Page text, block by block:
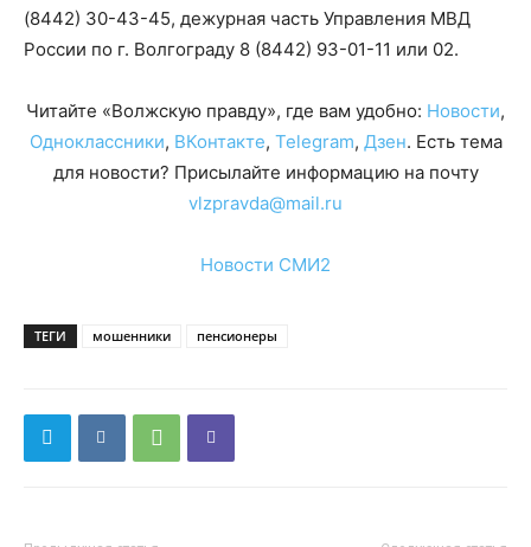
(8442) 30-43-45, дежурная часть Управления МВД
России по г. Волгограду 8 (8442) 93-01-11 или 02.
Читайте «Волжскую правду», где вам удобно: Новости,
Одноклассники, ВКонтакте, Telegram, Дзен. Есть тема
для новости? Присылайте информацию на почту
vlzpravda@mail.ru
Новости СМИ2
ТЕГИ мошенники пенсионеры